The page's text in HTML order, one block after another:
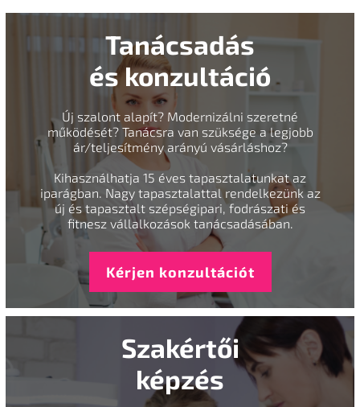
Tanácsadás
és konzultáció
Új szalont alapít? Modernizálni szeretné
működését? Tanácsra van szüksége a legjobb
ár/teljesítmény arányú vásárláshoz?
Kihasználhatja 15 éves tapasztalatunkat az
iparágban. Nagy tapasztalattal rendelkezünk az
új és tapasztalt szépségipari, fodrászati és
fitnesz vállalkozások tanácsadásában.
Kérjen konzultációt
Szakértői
képzés